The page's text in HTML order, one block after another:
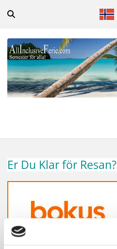
Er Du Klar för Resan?